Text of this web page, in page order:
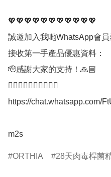
💖💖💖💖💖💖💖💖💖💖💖
誠邀加入我哋WhatsApp會員
接收第一手產品優惠資料：
🫡感謝大家的支持！🙏🏼
👇🏼👇🏼👇🏼👇🏼👇🏼
https://chat.whatsapp.com/
m2s
ORTHIA 28天肉毒桿菌